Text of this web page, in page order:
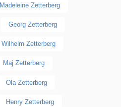
Madeleine Zetterberg
Georg Zetterberg
Wilhelm Zetterberg
Maj Zetterberg
Ola Zetterberg
Henry Zetterberg